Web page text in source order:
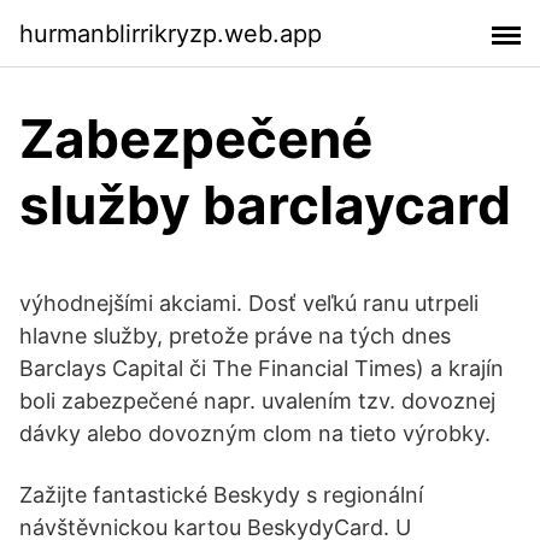
hurmanblirrikryzp.web.app
Zabezpečené
služby barclaycard
výhodnejšími akciami. Dosť veľkú ranu utrpeli
hlavne služby, pretože práve na tých dnes
Barclays Capital či The Financial Times) a krajín
boli zabezpečené napr. uvalením tzv. dovoznej
dávky alebo dovozným clom na tieto výrobky.
Zažijte fantastické Beskydy s regionální
návštěvnickou kartou BeskydyCard. U